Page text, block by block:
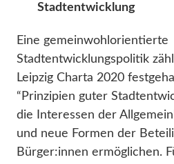
Stadtentwicklung
Eine gemeinwohlorientierte
Stadtentwicklungspolitik
Leipzig Charta 2020
“Prinzipien guter
die Interessen der
und neue Formen der
Bürger:innen ermöglichen.